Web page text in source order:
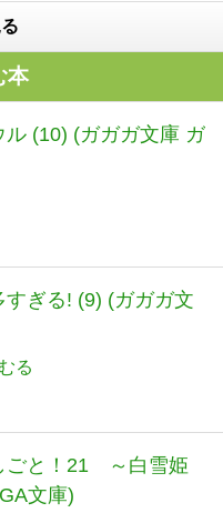
本
(10) (ガガガ文庫 ガ
ぎる! (9) (ガガガ文
る
ごと！21 ～白雪姫
文庫)